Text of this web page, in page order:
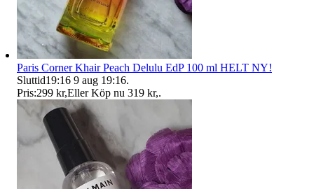
Paris Corner Khair Peach Delulu EdP 100 ml HELT NY!
Sluttid19:16 9 aug 19:16.
Pris:299 kr,Eller Köp nu 319 kr,.